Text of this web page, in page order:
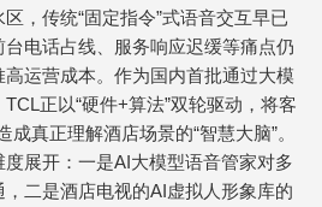
，传统“固定指令”式语音交互早已
电话占线、服务响应迟缓等痛点仍
运营成本。作为国内首批通过大模
正以“硬件+算法”双轮驱动，将客
成真正理解酒店场景的“智慧大脑”。
展开：一是AI大模型语音管家对多
二是酒店电视的AI虚拟人形象库的